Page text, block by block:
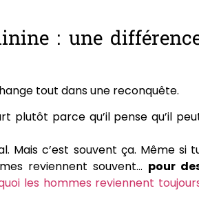
: une
tout dans une reconquête.
plutôt parce qu’il pense qu’il
Mais c’est souvent ça. Même si
reviennent souvent… pour
les hommes reviennent